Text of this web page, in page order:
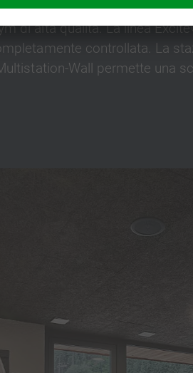
sala fitness regala un
di alta qualità. La linea
controllata. La
Wall permette una